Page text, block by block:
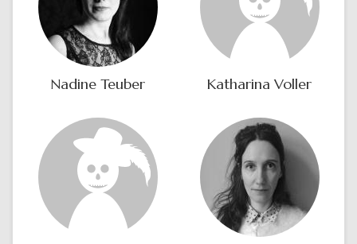
Nadine Teuber Katharina Voller